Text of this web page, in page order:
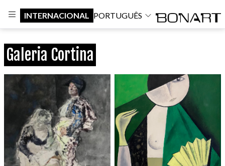
INTERNACIONAL PORTUGUÊS
Galeria Cortina